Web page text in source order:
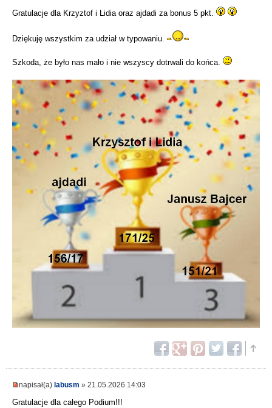
Gratulacje dla Krzyztof i Lidia oraz ajdadi za bonus 5 pkt.
Dziękuję wszystkim za udział w typowaniu.
Szkoda, że było nas mało i nie wszyscy dotrwali do końca.
napisał(a) labusm » 21.05.2026 14:03
Gratulacje dla całego Podium!!!